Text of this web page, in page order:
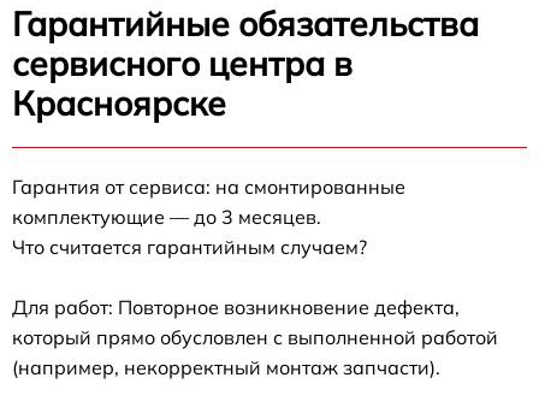
Гарантийные обязательства
сервисного центра в
Красноярске
Гарантия от сервиса: на смонтированные
комплектующие — до 3 месяцев.
Что считается гарантийным случаем?
Для работ: Повторное возникновение дефекта,
который прямо обусловлен с выполненной работой
(например, некорректный монтаж запчасти).